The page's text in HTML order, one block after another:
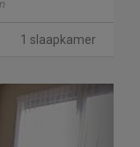
1 slaapkamer
Next